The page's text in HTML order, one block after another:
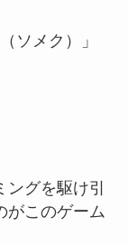
ソメク）」
グを駆け引
がこのゲーム